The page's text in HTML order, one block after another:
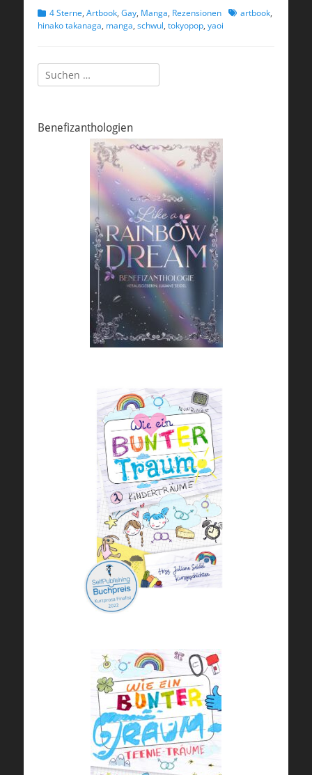
Kategorien
4 Sterne, Artbook, Gay, Manga, Rezensionen Schlagworte
artbook,
hinako takanaga, manga, schwul, tokyopop, yaoi
Suchen
nach:
Benefizanthologien